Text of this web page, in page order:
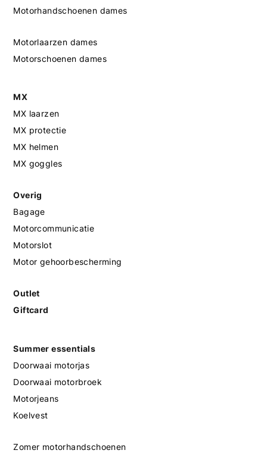
Motorhandschoenen dames
Motorlaarzen dames
Motorschoenen dames
MX
MX laarzen
MX protectie
MX helmen
MX goggles
Overig
Bagage
Motorcommunicatie
Motorslot
Motor gehoorbescherming
Outlet
Giftcard
Summer essentials
Doorwaai motorjas
Doorwaai motorbroek
Motorjeans
Koelvest
Zomer motorhandschoenen